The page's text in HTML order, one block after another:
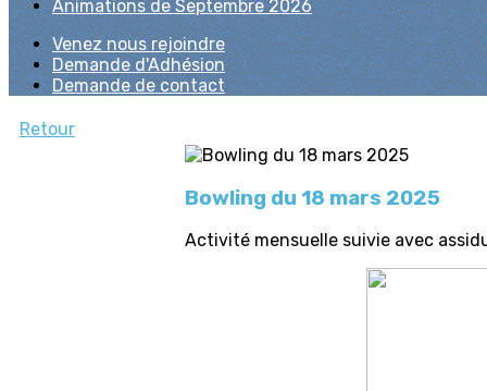
Animations de Septembre 2026
Venez nous rejoindre
Demande d'Adhésion
Demande de contact
Retour
Bowling du 18 mars 2025
Activité mensuelle suivie avec